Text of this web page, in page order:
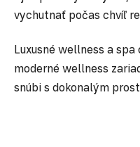
vychutnať počas chvíľ
Luxusné wellness a
moderné wellness
snúbi s dokonalým